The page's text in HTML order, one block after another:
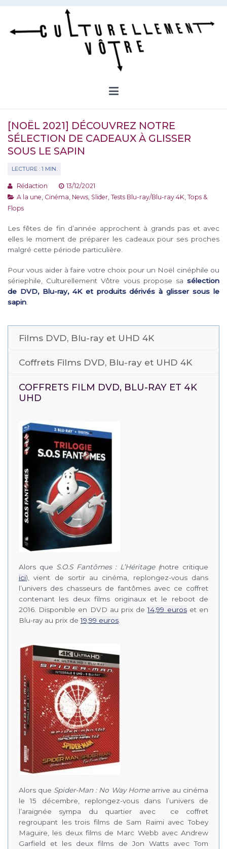
Aller
contenu
[NOËL 2021] DÉCOUVREZ NOTRE
SÉLECTION DE CADEAUX À GLISSER
SOUS LE SAPIN
Rédaction
13/12/2021
A la une Cinéma News Slider Tests Blu-ray/Blu-ray 4K Tops &
Flops
Les fêtes de fin d’année approchent à grands pas et avec
elles le moment de préparer les cadeaux pour ses proches
malgré cette période particulière.
Pour vous aider à faire votre choix pour un Noël cinéphile ou
sériephile, Culturellement Vôtre vous propose sa sélection
de DVD, Blu-ray, 4K et produits dérivés à glisser sous le
sapin.
Films DVD, Blu-ray et UHD 4K
Coffrets Films DVD, Blu-ray et UHD 4K
COFFRETS FILM DVD, BLU-RAY ET 4K
UHD
Alors que S.O.S Fantômes : L’Héritage (notre critique
ici), vient de sortir au cinéma, replongez-vous dans
l’univers des chasseurs de fantômes avec ce coffret
contenant les deux films originaux et le reboot de
2016. Disponible en DVD au prix de14,99 euroset en
Blu-ray au prix de19,99 euros.
Alors que Spider-Man : No Way Homearrive au cinéma
le 15 décembre, replongez-vous dans l’univers de
l’araignée sympa du quartier avec ce coffret
regroupant les trois films de Sam Raimi avec Tobey
Maguire, les deux films de Marc Webb avec Andrew
Garfield et les deux films de Jon Watts avec Tom